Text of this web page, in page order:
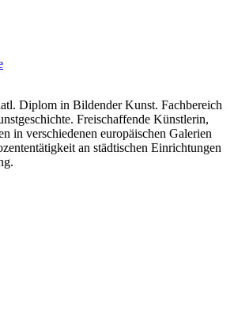
Diplom in Bildender Kunst. Fachbereich
Freischaffende Künstlerin,
in verschiedenen europäischen Galerien
an städtischen Einrichtungen